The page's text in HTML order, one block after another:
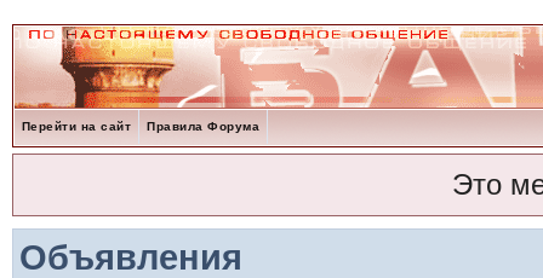
Перейти на сайт Правила Форума
Это
Объявления